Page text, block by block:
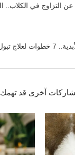
التزاوج في الكلاب..
للتخلص من المشكلة الأبدية.. 7
آخرى قد تهمك